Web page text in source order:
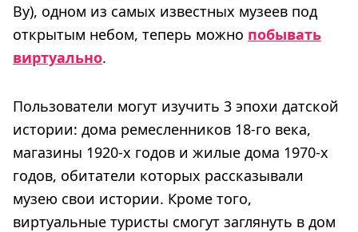
By), одном из самых известных музеев под
открытым небом, теперь можно побывать
виртуально.
Пользователи могут изучить 3 эпохи датской
истории: дома ремесленников 18-го века,
магазины 1920-х годов и жилые дома 1970-х
годов, обитатели которых рассказывали
музею свои истории. Кроме того,
виртуальные туристы смогут заглянуть в дом